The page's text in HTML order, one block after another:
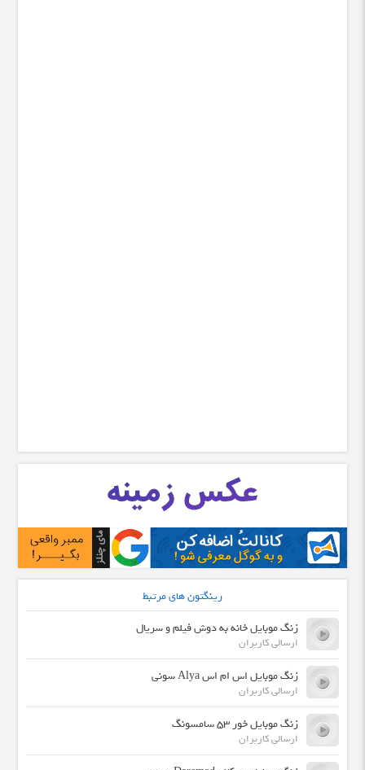
رینگتون های مرتبط
زنگ موبایل خانه به دوش فیلم و سریال
ارسالی کاربران
زنگ موبایل اس ام اس Alya سونی
ارسالی کاربران
زنگ موبایل خور ۵۳ سامسونگ
ارسالی کاربران